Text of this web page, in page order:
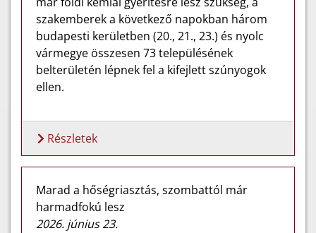
szakemberek a következő napokban három
budapesti kerületben (20., 21., 23.) és nyolc
vármegye összesen 73 településének
belterületén lépnek fel a kifejlett szúnyogok
ellen.
Részletek
Marad a hőségriasztás, szombattól már
harmadfokú lesz
2026. június 23.